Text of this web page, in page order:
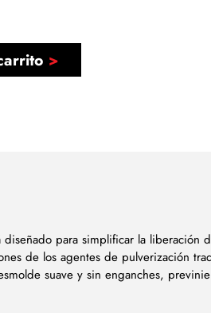
diseñado para simplificar la liberación
de los agentes de pulverización
suave y sin enganches,